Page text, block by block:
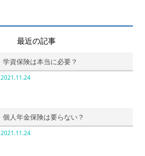
最近の記事
学資保険は本当に必要？
2021.11.24
個人年金保険は要らない？
2021.11.24